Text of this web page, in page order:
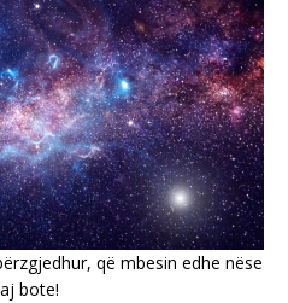
që mbesin edhe nëse
bote!